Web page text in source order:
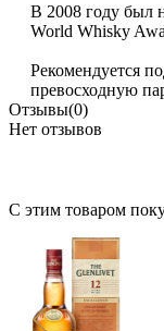
В 2008 году был
World Whisky
Рекомендуется
превосходную
Отзывы(0)
Нет отзывов
С этим товаром